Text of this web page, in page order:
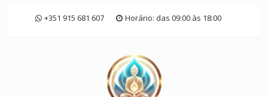
+351 915 681 607 Horário: das 09:00 às 18:00